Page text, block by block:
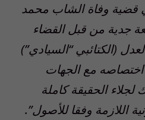
قضية وفاة الشاب محمد
جدية من قبل القضاء
(الكتائبي “السيادي”)
مع الجهات
لجلاء الحقيقة كاملة
اللازمة وفقا للأصول”.